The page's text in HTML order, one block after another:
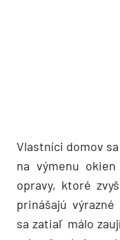
Vlastníci domov
na výmenu
opravy, ktoré
prinášajú
sa zatiaľ málo